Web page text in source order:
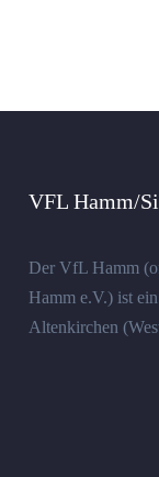
VFL Hamm/
Der VfL Hamm
Hamm e.V.) ist
Altenkirchen